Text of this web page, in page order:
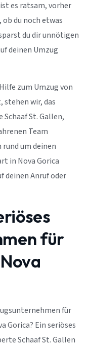
es ratsam, vorher
du noch etwas
du dir unnötigen
deinen Umzug
zum Umzug von
stehen wir, das
St. Gallen,
Team
um deinen
in Nova Gorica
deinen Anruf oder
für
für
Gorica? Ein seriöses
Schaaf St. Gallen